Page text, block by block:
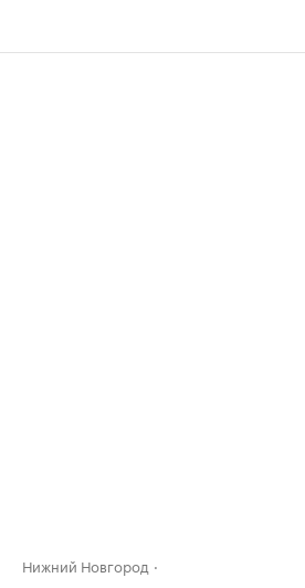
Нижний Новгород